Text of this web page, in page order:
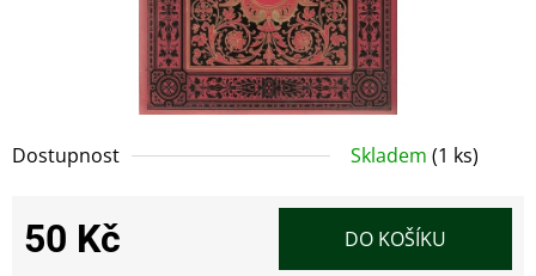
Dostupnost Skladem (1 ks)
50 Kč DO KOŠÍKU